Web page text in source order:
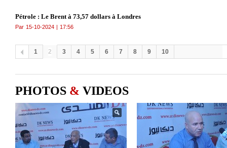
Pétrole : Le Brent à 73,57 dollars à Londres
Par 15-10-2024 | 17:56
1 2 3 4 5 6 7 8 9 10
PHOTOS & VIDEOS